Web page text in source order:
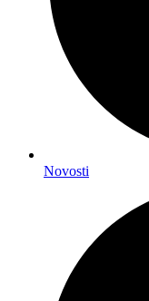
Novosti